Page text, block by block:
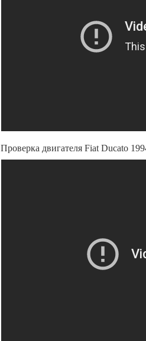
Проверка двигателя Fiat Ducato